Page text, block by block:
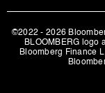
©2022 - 2026
BLOOMBERG logo
Bloomberg Finance